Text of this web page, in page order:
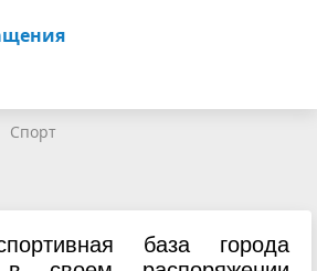
Спорт
база города